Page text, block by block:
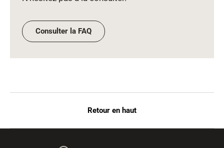
Consulter la FAQ
Retour en haut